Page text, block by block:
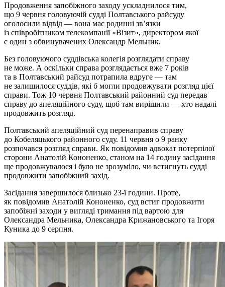
Продовження запобіжного заходу ускладнилося тим,
що 9 червня головуючій судді Полтавського райсуду
оголосили відвід — вона має родинні зв’язки
із співробітником телекомпанії «Візит», директором якої
є один з обвинувачених Олександр Мельник.
Без головуючого суддівська колегія розглядати справу
не може. А оскільки справа розглядається вже 7 років
та в Полтавський райсуд потрапила вдруге — там
не залишилося суддів, які б могли продовжувати розгляд цієї
справи. Тож 10 червня Полтавський районний суд передав
справу до апеляційного суду, щоб там вирішили — хто надалі
продовжить розгляд.
Полтавський апеляційний суд перенаправив справу
до Кобеляцького районного суду. 11 червня о 9 ранку
розпочався розгляд справи. Як повідомив адвокат потерпілої
сторони Анатолій Кононенко, станом на 14 годину засідання
ще продовжувалося і було не зрозуміло, чи встигнуть судді
продовжити запобіжний захід.
Засідання завершилося близько 23-ї години. Проте,
як повідомив Анатолій Кононенко, суд встиг продовжити
запобіжні заходи у вигляді тримання під вартою для
Олександра Мельника, Олександра Крижановського та Ігоря
Куника до 9 серпня.